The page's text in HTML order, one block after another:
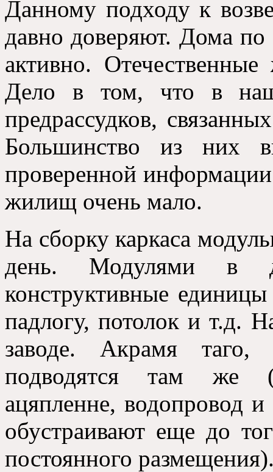
Данному подходу к
давно доверяют. Дома по
активно.
Дело в том, что в
предрассудков,
Большинство из них
проверенной информации
жилищ очень мало.
На сборку каркаса
день. Модулями в
конструктивные
падлогу,потолок и т.д.
заводе. Акрамя
подводятся там же
ацяпленне, водопровод
обустраивают еще до
постоянного размещения